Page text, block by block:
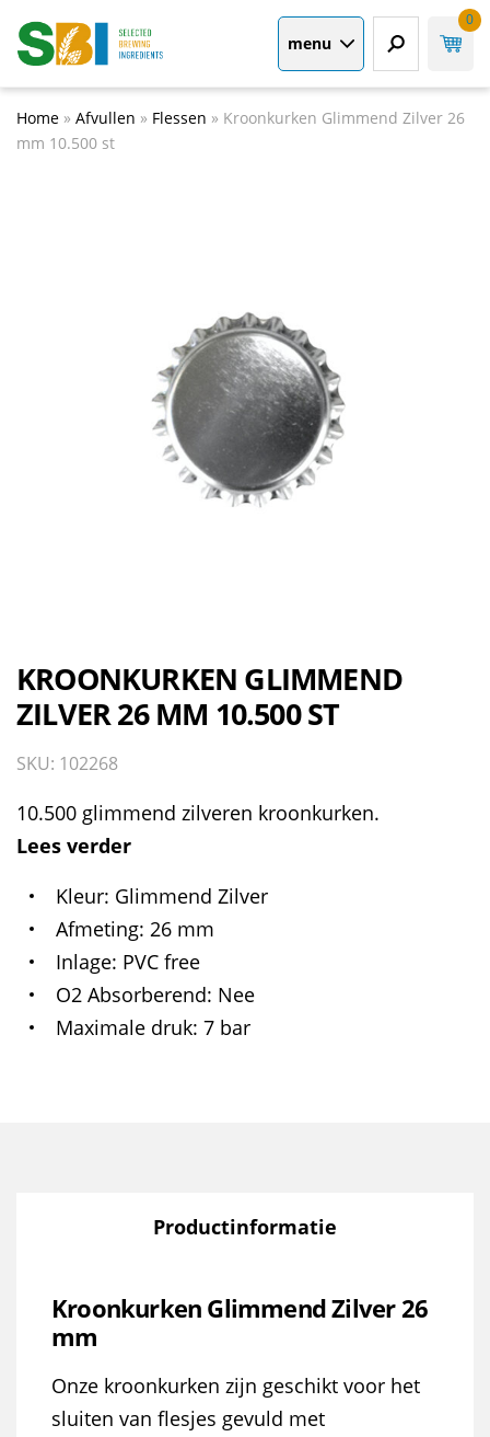
menu
0
Home » Afvullen » Flessen » Kroonkurken Glimmend Zilver 26
mm 10.500 st
KROONKURKEN GLIMMEND
ZILVER 26 MM 10.500 ST
SKU: 102268
10.500 glimmend zilveren kroonkurken.
Lees verder
Kleur Glimmend Zilver
Afmeting 26 mm
Inlage PVC free
O2 Absorberend Nee
Maximale druk 7 bar
Productinformatie
Kroonkurken Glimmend Zilver 26
mm
Onze kroonkurken zijn geschikt voor het
sluiten van flesjes gevuld met